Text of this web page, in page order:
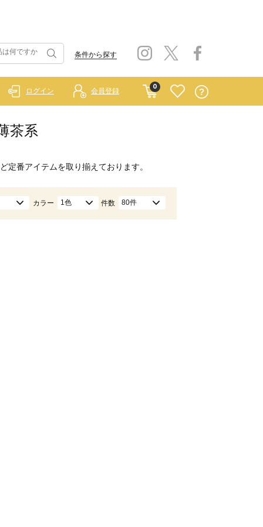
条件から探す
0
ログイン 会員登録
茶系
定番アイテムを取り揃えております。
カラー 1色 件数 80件